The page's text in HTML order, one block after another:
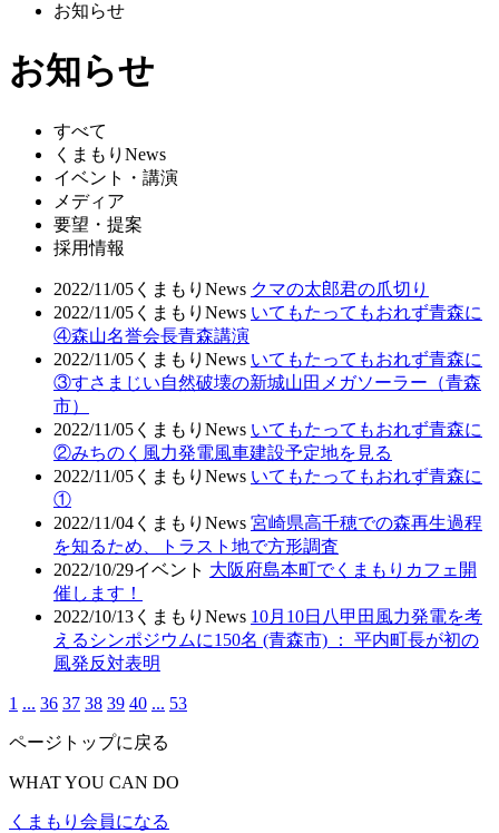
お知らせ
お知らせ
すべて
くまもりNews
イベント・講演
メディア
要望・提案
採用情報
2022/11/05 くまもりNews クマの太郎君の爪切り
2022/11/05 くまもりNews いてもたってもおれず青森に
④森山名誉会長青森講演
2022/11/05 くまもりNews いてもたってもおれず青森に
③すさまじい自然破壊の新城山田メガソーラー（青森
市）
2022/11/05 くまもりNews いてもたってもおれず青森に
②みちのく風力発電風車建設予定地を見る
2022/11/05 くまもりNews いてもたってもおれず青森に
①
2022/11/04 くまもりNews 宮崎県高千穂での森再生過程
を知るため、トラスト地で方形調査
2022/10/29イベント 大阪府島本町でくまもりカフェ開
催します！
2022/10/13 くまもりNews 10月10日八甲田風力発電を考
えるシンポジウムに150名 (青森市) ： 平内町長が初の
風発反対表明
1 ... 36 37 38 39 40 ... 53
ページトップに戻る
WHAT YOU CAN DO
くまもり会員になる